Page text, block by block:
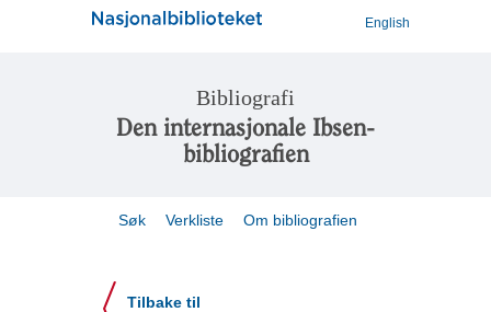
English
Bibliografi
Den internasjonale Ibsen-
bibliografien
Søk Verkliste Om bibliografien
Tilbake til